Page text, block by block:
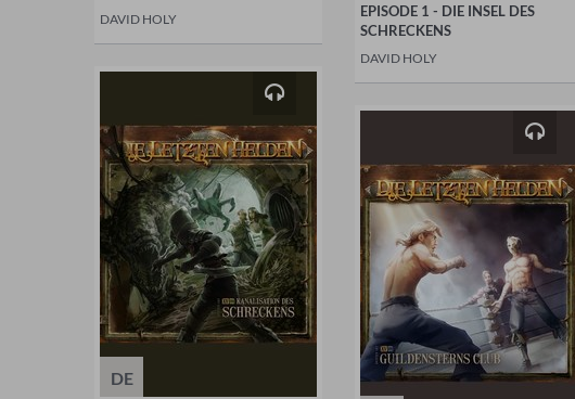
DAVID HOLY
EPISODE 1 - DIE INSEL DES
SCHRECKENS
DAVID HOLY
DE